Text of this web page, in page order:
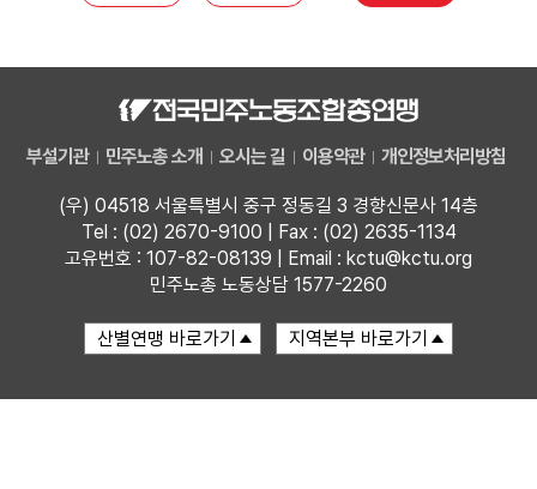
부설기관 민주노총 소개 오시는 길 이용약관 개인정보처리방침
(우) 04518 서울특별시 중구 정동길 3 경향신문사 14층
Tel : (02) 2670-9100 | Fax : (02) 2635-1134
고유번호 : 107-82-08139 | Email : kctu@kctu.org
민주노총 노동상담 1577-2260